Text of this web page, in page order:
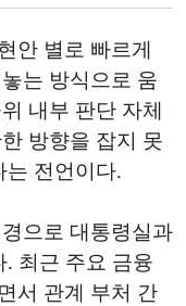
안 별로 빠르게
는 방식으로 움
내부 판단 자체
방향을 잡지 못
는 전언이다.
으로 대통령실과
최근 주요 금융
서 관계 부처 간